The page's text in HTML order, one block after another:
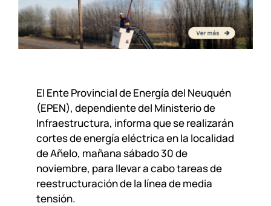
El Ente Provincial de Energía del Neuquén
(EPEN), dependiente del Ministerio de
Infraestructura, informa que se realizarán
cortes de energía eléctrica en la localidad
de Añelo, mañana sábado 30 de
noviembre, para llevar a cabo tareas de
reestructuración de la línea de media
tensión.